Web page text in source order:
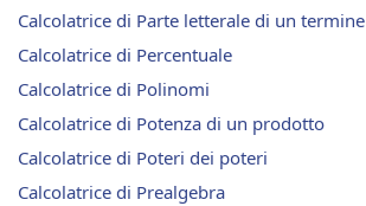
Calcolatrice di Parte letterale di un termine
Calcolatrice di Percentuale
Calcolatrice di Polinomi
Calcolatrice di Potenza di un prodotto
Calcolatrice di Poteri dei poteri
Calcolatrice di Prealgebra